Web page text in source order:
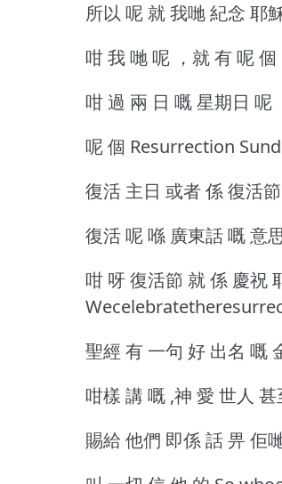
所以 呢 就 我哋 紀念 耶
咁 我 哋 呢 ，就 有 呢
咁 過 兩 日 嘅 星期日 呢
呢 個 Resurrection
復活 主日 或者 係 復活節
復活 呢 喺 廣東話 嘅 意
咁 呀 復活節 就 係 慶祝
聖經 有 一句 好 出名 嘅
咁樣 講 嘅 ,神 愛 世人
賜給 他們 即係 話 畀 佢